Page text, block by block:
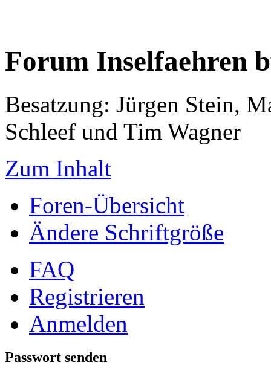
Forum Inselfaehren
Besatzung: Jürgen Stein,
Schleef und Tim Wagner
Zum Inhalt
Foren-Übersicht
Ändere Schriftgröße
FAQ
Registrieren
Anmelden
Passwort senden